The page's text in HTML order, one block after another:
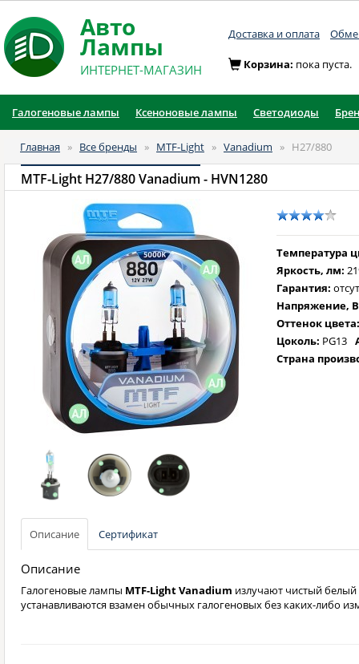
Авто
Лампы
ИНТЕРНЕТ-МАГАЗИН
Доставка и оплата
Корзина: пока пуста.
Галогеновые лампы Ксеноновые лампы Светодиоды
Главная » Все бренды » MTF-Light » Vanadium » H27/880
MTF-Light H27/880 Vanadium - HVN1280
Температура
Яркость, лм:
Гарантия:
Напряжение,
Оттенок
Цоколь: PG13
Страна
Описание Сертификат
Описание
Галогеновые лампы MTF-Light Vanadium излучают чистый
устанавливаются взамен обычных галогеновых без каких-либо